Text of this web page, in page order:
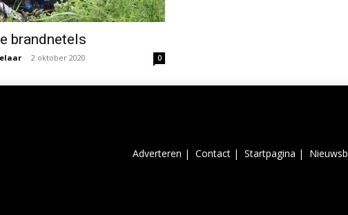
brandnetels
- 2 oktober 2020 0
Adverteren | Contact | Startpagina |